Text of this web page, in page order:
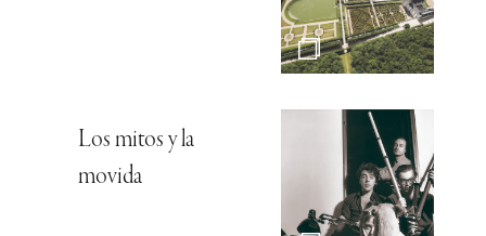
Los mitos y la
movida